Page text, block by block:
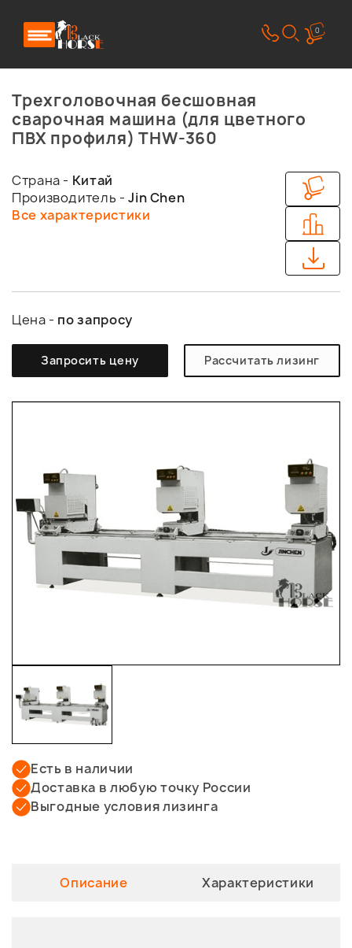
0
Трехголовочная бесшовная
сварочная машина (для цветного
ПВХ профиля) THW-360
Страна - Китай
Производитель -Jin Chen
Все характеристики
Цена - по запросу
Запросить цену Рассчитать лизинг
Есть в наличии
Доставка в любую точку России
Выгодные условия лизинга
Описание Характеристики